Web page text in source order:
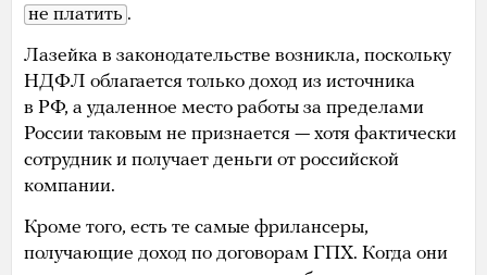
не платить .
Лазейка в законодательстве возникла, поскольку
НДФЛ облагается только доход из источника
в РФ, а удаленное место работы за пределами
России таковым не признается — хотя фактически
сотрудник и получает деньги от российской
компании.
Кроме того, есть те самые фрилансеры,
получающие доход по договорам ГПХ. Когда они